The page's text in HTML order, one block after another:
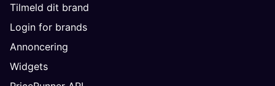
Tilmeld dit brand
Login for brands
Annoncering
Widgets